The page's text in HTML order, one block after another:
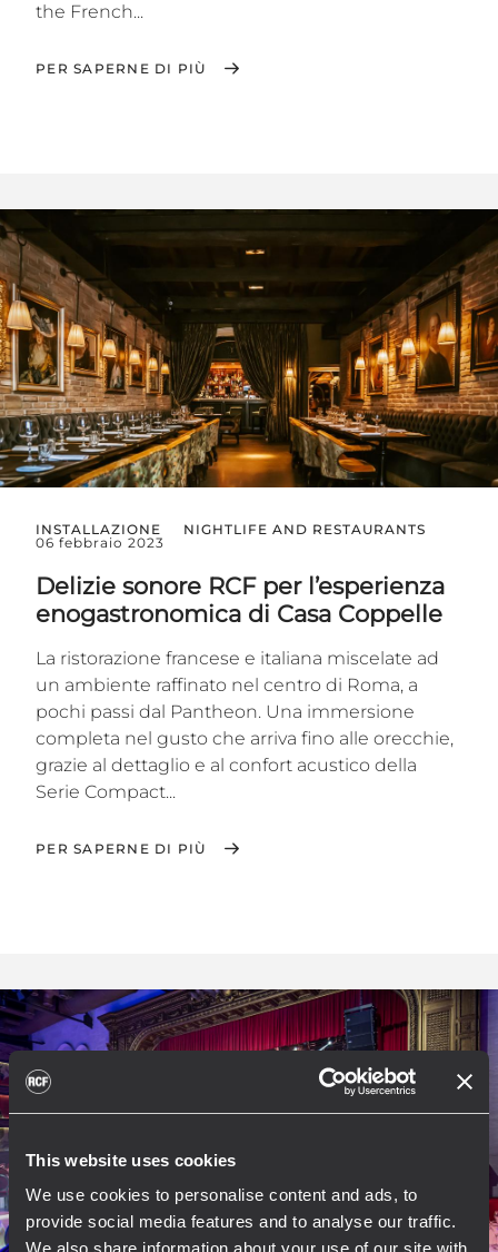
This website uses cookies
We use cookies to personalise content and ads, to
provide social media features and to analyse our traffic.
We also share information about your use of our site with
the French...
PER SAPERNE DI PIÙ
INSTALLAZIONE
NIGHTLIFE AND RESTAURANTS
06 febbraio 2023
Delizie sonore RCF per l’esperienza
enogastronomica di Casa Coppelle
La ristorazione francese e italiana miscelate ad
un ambiente raffinato nel centro di Roma, a
pochi passi dal Pantheon. Una immersione
completa nel gusto che arriva fino alle orecchie,
grazie al dettaglio e al confort acustico della
Serie Compact...
PER SAPERNE DI PIÙ